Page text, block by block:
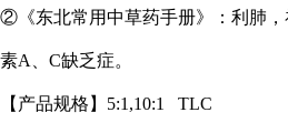
②《东北常用中草药手册》：利肺
素A、C缺乏症。
【产品规格】 5:1,10:1 TLC